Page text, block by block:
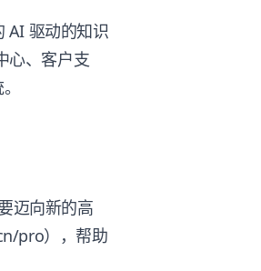
AI 驱动的知识
心、客户支
迈向新的高
pro），帮助